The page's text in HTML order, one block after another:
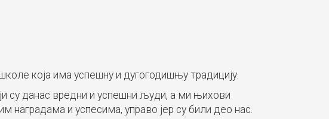
која има успешну и дугогодишњу традицију.
су данас вредни и успешни људи, а ми њихови
и успесима, управо јер су били део нас.